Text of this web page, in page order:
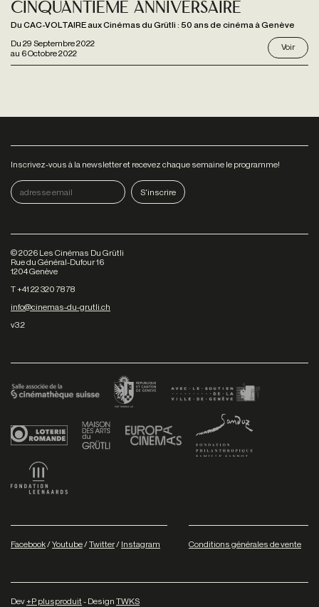
Du 29 Septembre 2022
au 6 Octobre 2022
Cinquantième anniversaire
Du CAC-VOLTAIRE aux Cinémas du Grütli : 50 ans de cinéma à Genève
Voir
Inscrivez-vous à la newsletter et recevez chaque semaine le programme!
©2026 Les Cinémas Du Grütli
Rue du Général-Dufour 16
1204 Genève
T +41 22 320 78 78
info@cinemas-du-grutli.ch
v3.2
Facebook/Youtube/Twitter/ Instagram Conditions générales de vente
Dev+P plusproduit- Design TWKS